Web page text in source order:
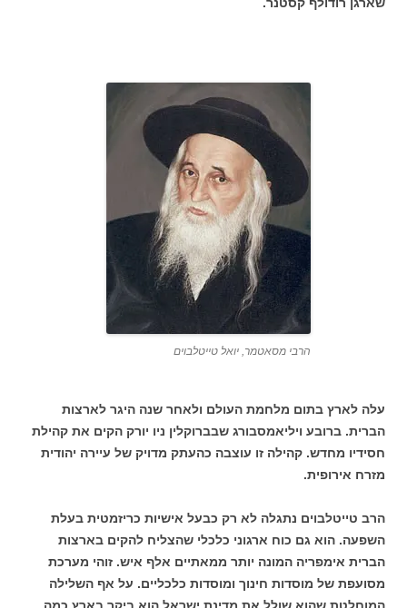
הרבי מסאטמר, יואל טייטלבוים
עלה לארץ בתום מלחמת העולם ולאחר שנה היגר לארצות
הברית. ברובע ויליאמסבורג שבברוקלין ניו יורק הקים את קהילת
חסידיו מחדש. קהילה זו עוצבה כהעתק מדויק של עיירה יהודית
מזרח אירופית.
הרב טייטלבוים נתגלה לא רק כבעל אישיות כריזמטית בעלת
השפעה. הוא גם כוח ארגוני כלכלי שהצליח להקים בארצות
הברית אימפריה המונה יותר ממאתיים אלף איש. זוהי מערכת
מסועפת של מוסדות חינוך ומוסדות כלכליים. על אף השלילה
המוחלטת שהוא שולל את מדינת ישראל הוא ביקר בארץ כמה